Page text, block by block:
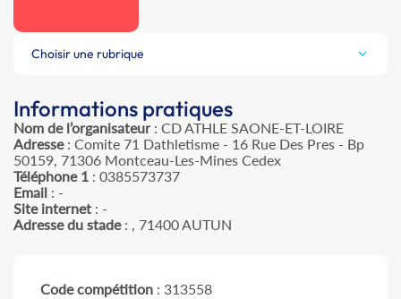
Choisir une rubrique
Informations pratiques
Nom de l’organisateur: CD ATHLE SAONE-ET-LOIRE
Adresse: Comite 71 Dathletisme - 16 Rue Des Pres - Bp
50159, 71306 Montceau-Les-Mines Cedex
Téléphone 1 : 0385573737
Email : -
Site internet : -
Adresse du stade: , 71400 AUTUN
Code compétition : 313558